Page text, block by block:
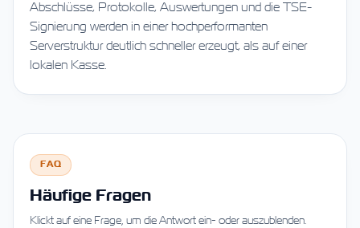
Abschlüsse, Protokolle, Auswertungen und die TSE-
Signierung werden in einer hochperformanten
Serverstruktur deutlich schneller erzeugt, als auf einer
lokalen Kasse.
FAQ
Häufige Fragen
Klickt auf eine Frage, um die Antwort ein- oder auszublenden.